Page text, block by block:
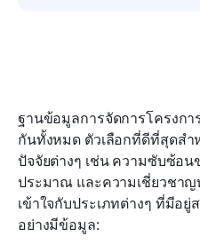
ฐานข้อมูลการจัดการโครงก
กันทั้งหมด ตัวเลือกที่ดีที่สุดส
ปัจจัยต่างๆ เช่น ความซับซ้อ
ประมาณ และความเชี่ยวชา
เข้าใจกับประเภทต่างๆ ที่มีอ
อย่างมีข้อมูล: